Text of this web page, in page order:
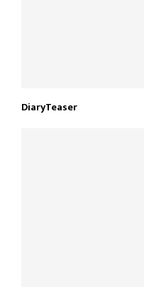
DiaryTeaser